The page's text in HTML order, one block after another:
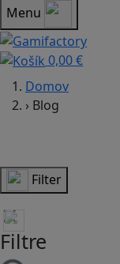
Menu
0,00 €
Domov
› Blog
Filter
Filtre